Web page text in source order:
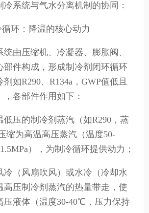
系统与气水分离机制的协同：
环：降温的核心动力
由压缩机、冷凝器、膨胀阀、
部件构成，形成制冷剂闭环循环
剂如R290、R134a，GWP值低且
各部件作用如下：
低压的制冷剂蒸汽（如R290，蒸
缩为高温高压蒸汽（温度50-
），为制冷循环提供动力；
冷（风扇吹风）或水冷（冷却水
高压制冷剂蒸汽的热量带走，使
压液体（温度30-40℃，压力保持